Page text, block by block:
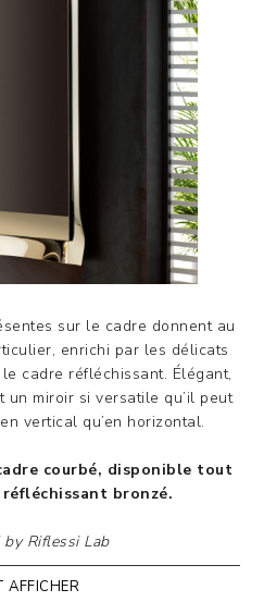
sur le cadre donnent au
enrichi par les délicats
cadre réfléchissant. Élégant,
un miroir si versatile qu’il peut
vertical qu’en horizontal.
courbé, disponible tout
bronzé.
by Riflessi Lab
AFFICHER